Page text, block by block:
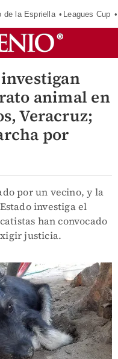
de la Espriella Leagues Cup
animal en
Veracruz;
por
por un vecino, y la
investiga el
han convocado
justicia.